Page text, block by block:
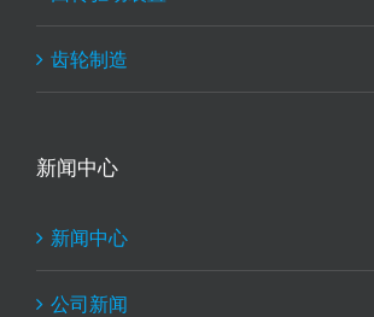
齿轮制造
新闻中心
新闻中心
公司新闻